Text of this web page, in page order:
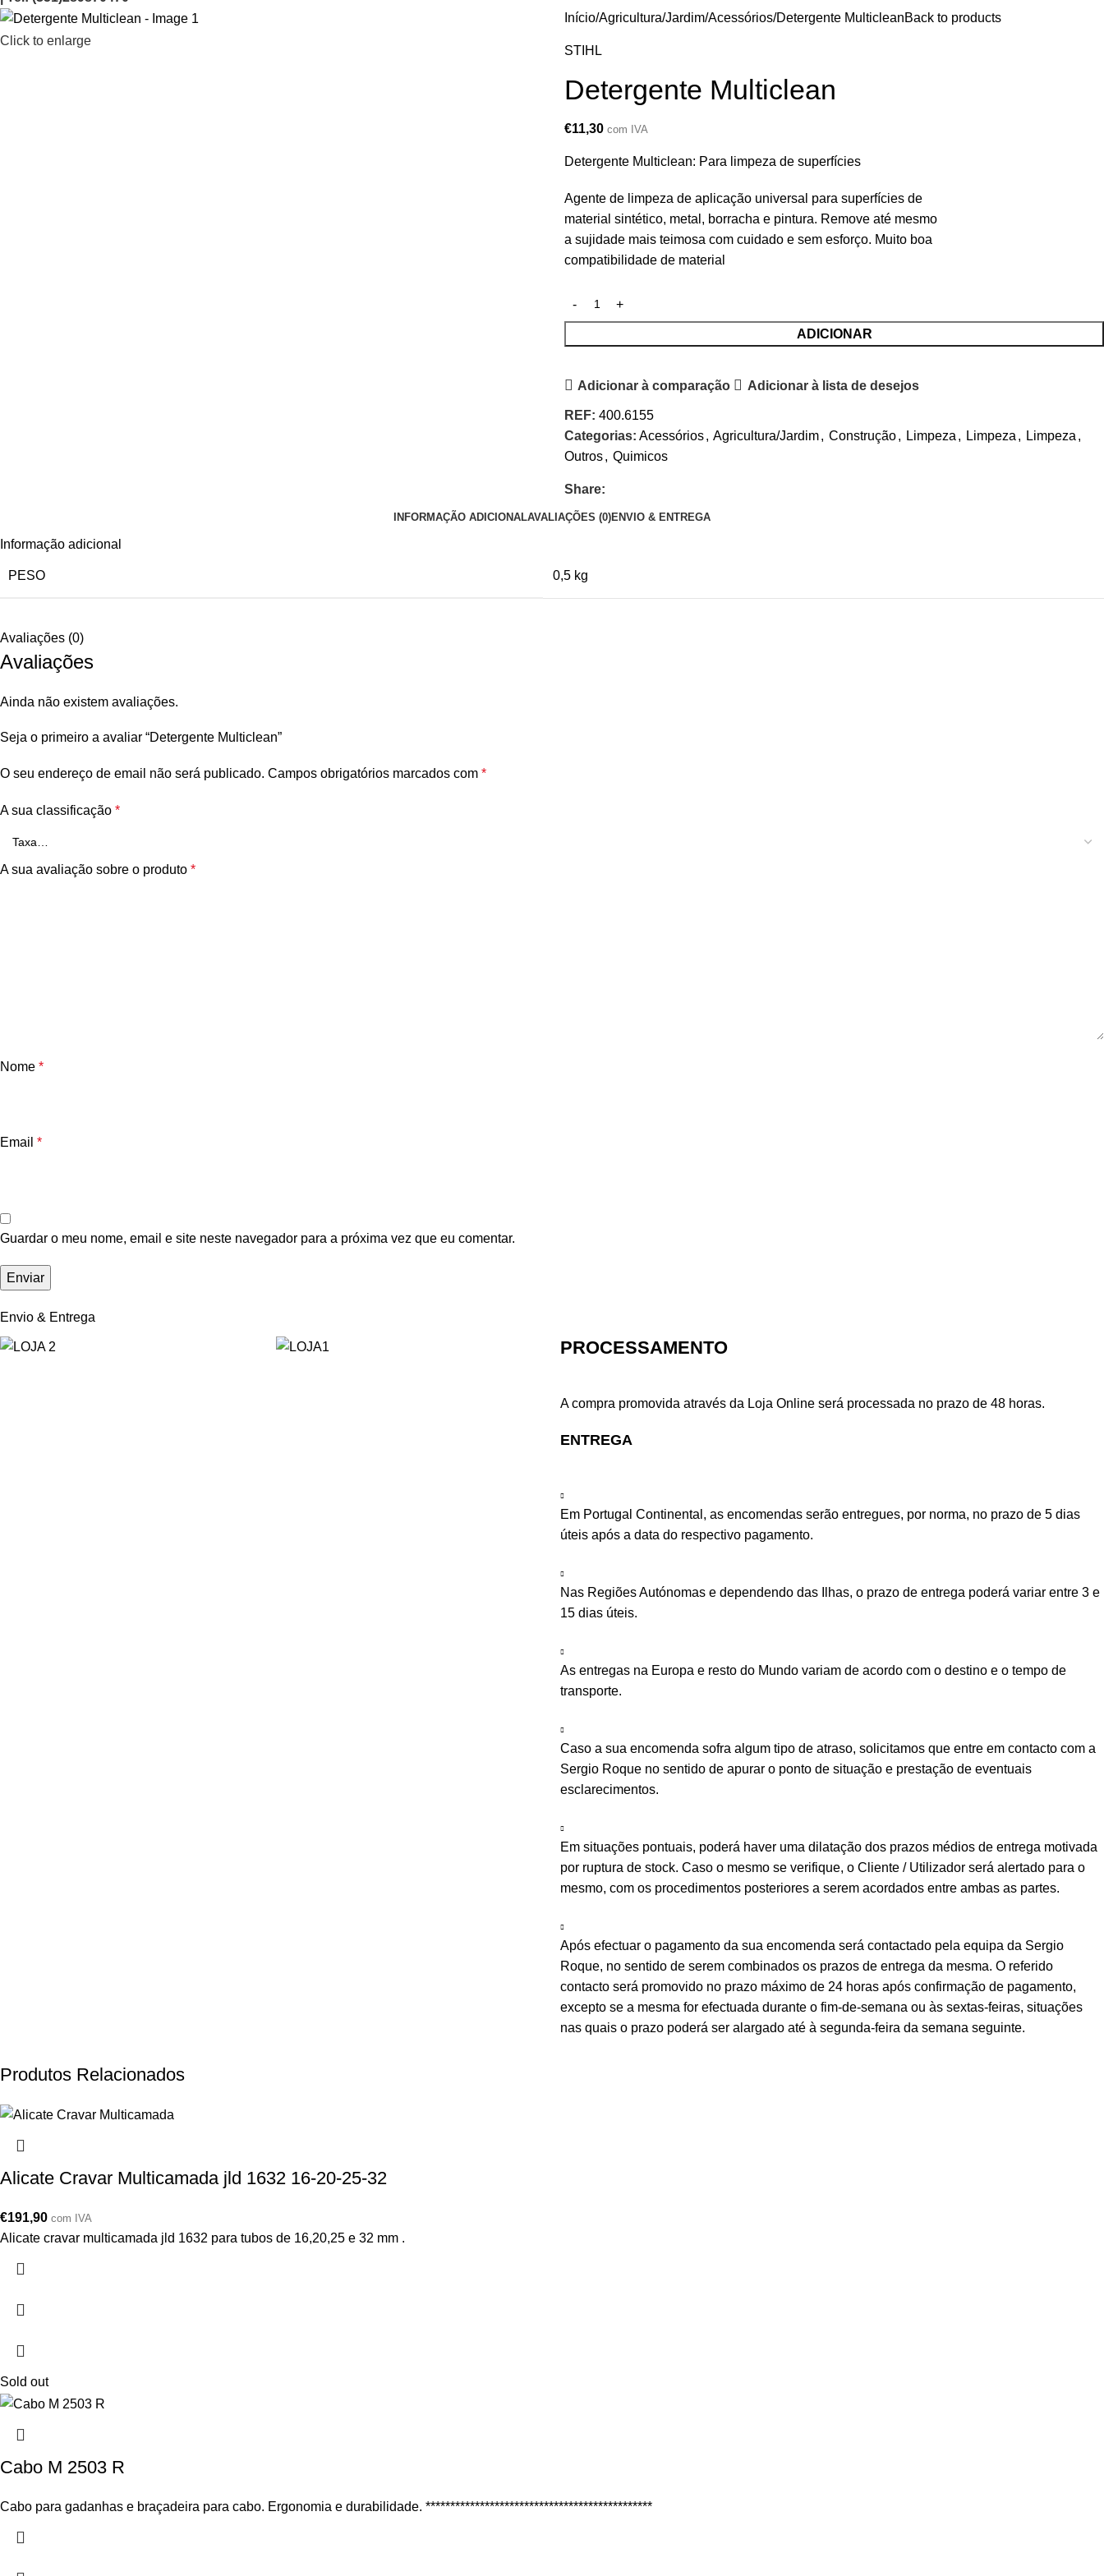
Click to enlarge
Início Agricultura/Jardim Acessórios Detergente MulticleanBack to products
STIHL
Detergente Multiclean
€11,30 com IVA
Detergente Multiclean: Para limpeza de superfícies
Agente de limpeza de aplicação universal para superfícies de
material sintético, metal, borracha e pintura. Remove até mesmo
a sujidade mais teimosa com cuidado e sem esforço. Muito boa
compatibilidade de material
ADICIONAR
Adicionar à comparação Adicionar à lista de desejos
REF: 400.6155
Categorias: Acessórios, Agricultura/Jardim, Construção, Limpeza , Limpeza , Limpeza ,
Outros, Quimicos
Share:
INFORMAÇÃO ADICIONALAVALIAÇÕES (0)ENVIO & ENTREGA
Informação adicional
PESO 0,5 kg
Avaliações (0)
Avaliações
Ainda não existem avaliações.
Seja o primeiro a avaliar “Detergente Multiclean”
O seu endereço de email não será publicado. Campos obrigatórios marcados com *
A sua classificação *
A sua avaliação sobre o produto *
Nome *
Email *
Guardar o meu nome, email e site neste navegador para a próxima vez que eu comentar.
Envio & Entrega
PROCESSAMENTO
A compra promovida através da Loja Online será processada no prazo de 48 horas.
ENTREGA
Em Portugal Continental, as encomendas serão entregues, por norma, no prazo de 5 dias
úteis após a data do respectivo pagamento.
Nas Regiões Autónomas e dependendo das Ilhas, o prazo de entrega poderá variar entre 3 e
15 dias úteis.
As entregas na Europa e resto do Mundo variam de acordo com o destino e o tempo de
transporte.
Caso a sua encomenda sofra algum tipo de atraso, solicitamos que entre em contacto com a
Sergio Roque no sentido de apurar o ponto de situação e prestação de eventuais
esclarecimentos.
Em situações pontuais, poderá haver uma dilatação dos prazos médios de entrega motivada
por ruptura de stock. Caso o mesmo se verifique, o Cliente / Utilizador será alertado para o
mesmo, com os procedimentos posteriores a serem acordados entre ambas as partes.
Após efectuar o pagamento da sua encomenda será contactado pela equipa da Sergio
Roque, no sentido de serem combinados os prazos de entrega da mesma. O referido
contacto será promovido no prazo máximo de 24 horas após confirmação de pagamento,
excepto se a mesma for efectuada durante o fim-de-semana ou às sextas-feiras, situações
nas quais o prazo poderá ser alargado até à segunda-feira da semana seguinte.
Produtos Relacionados
Alicate Cravar Multicamada jld 1632 16-20-25-32
€191,90 com IVA
Alicate cravar multicamada jld 1632 para tubos de 16,20,25 e 32 mm .
Sold out
Cabo M 2503 R
Cabo para gadanhas e braçadeira para cabo. Ergonomia e durabilidade. **********************************************